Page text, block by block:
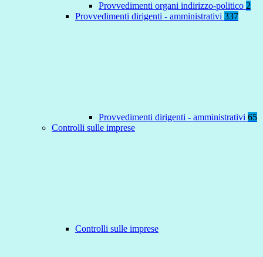
Provvedimenti organi indirizzo-politico 2
Provvedimenti dirigenti - amministrativi 337
Provvedimenti dirigenti - amministrativi 65
Controlli sulle imprese
Controlli sulle imprese